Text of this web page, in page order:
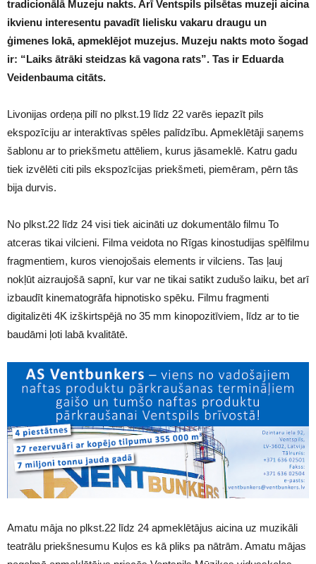
tradicionālā Muzeju nakts. Arī Ventspils pilsētas muzeji aicina
ikvienu interesentu pavadīt lielisku vakaru draugu un
ģimenes lokā, apmeklējot muzejus. Muzeju nakts moto šogad
ir: “Laiks ātrāki steidzas kā vagona rats”. Tas ir Eduarda
Veidenbauma citāts.
Livonijas ordeņa pilī no plkst.19 līdz 22 varēs iepazīt pils
ekspozīciju ar interaktīvas spēles palīdzību. Apmeklētāji saņems
šablonu ar to priekšmetu attēliem, kurus jāsameklē. Katru gadu
tiek izvēlēti citi pils ekspozīcijas priekšmeti, piemēram, pērn tās
bija durvis.
No plkst.22 līdz 24 visi tiek aicināti uz dokumentālo filmu To
atceras tikai vilcieni. Filma veidota no Rīgas kinostudijas spēlfilmu
fragmentiem, kuros vienojošais elements ir vilciens. Tas ļauj
nokļūt aizraujošā sapnī, kur var ne tikai satikt zudušo laiku, bet arī
izbaudīt kinematogrāfa hipnotisko spēku. Filmu fragmenti
digitalizēti 4K izškirtspējā no 35 mm kinopozitīviem, līdz ar to tie
baudāmi ļoti labā kvalitātē.
Amatu māja no plkst.22 līdz 24 apmeklētājus aicina uz muzikāli
teatrālu priekšnesumu Kuļos es kā pliks pa nātrām. Amatu mājas